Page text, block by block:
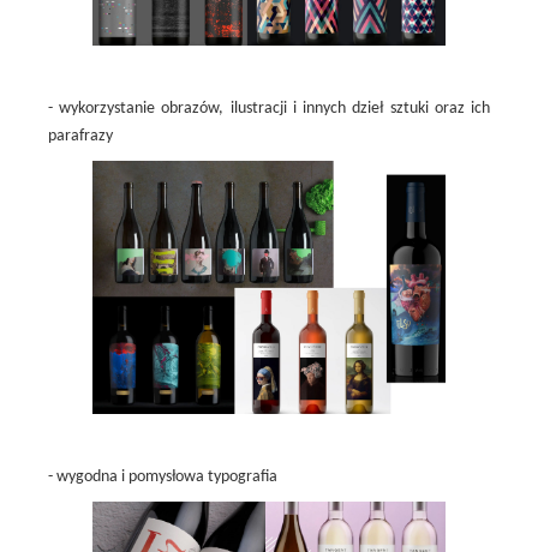
- wykorzystanie obrazów, ilustracji i innych dzieł sztuki oraz ich
parafrazy
- wygodna i pomysłowa typografia